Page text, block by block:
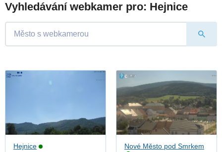
Vyhledávání webkamer pro: Hejnice
Hejnice
Nové Město pod Smrkem